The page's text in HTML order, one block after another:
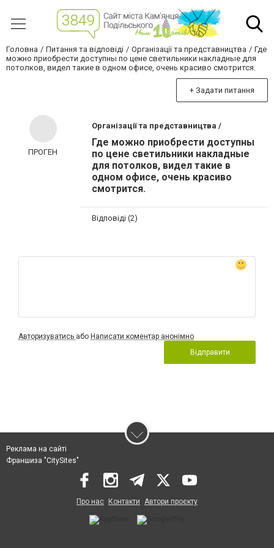
Головна Питання та відповіді Організації та представництва
Где
можно приобрести доступны по цене светильники накладные для
потолков, видел такие в одном офисе, очень красиво смотрится.
+ Задати питання
ПРОГЕН
Організації та представництва /
Где можно приобрести доступны
по цене светильники накладные
для потолков, видел такие в
одном офисе, очень красиво
смотрится.
Відповіді (2)
Авторизуватись або Написати коментар анонімно
Відправити
Реклама на сайті
Франшиза "CitySites"
Про нас Контакти Автори проєкту